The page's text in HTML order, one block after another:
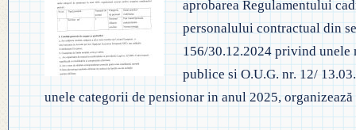
◎ ACHIZIȚII
◎ DOCUMENTE UTILE
◎ REGULAMENT INTERN
◎ GHID ÎNVĂȚĂMÂNT
◎ CRITERII DE DEPARTAJARE
◎ ORDIN PRIVIND ÎNSCRIEREA
PREȘCOLAR 2025-2026
◎
◎ ORDIN
◎
aprobarea Regulamentului
personalului contractual din
156/30.12.2024 privind
publice si O.U.G. nr. 12/
unele categorii de pensionar in anul 2025,